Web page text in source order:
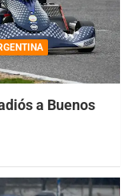
a Buenos